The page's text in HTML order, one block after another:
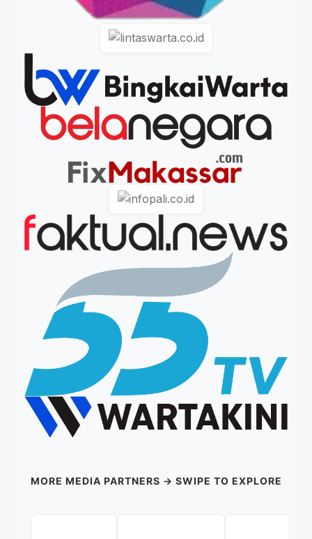
MORE MEDIA PARTNERS → SWIPE TO EXPLORE